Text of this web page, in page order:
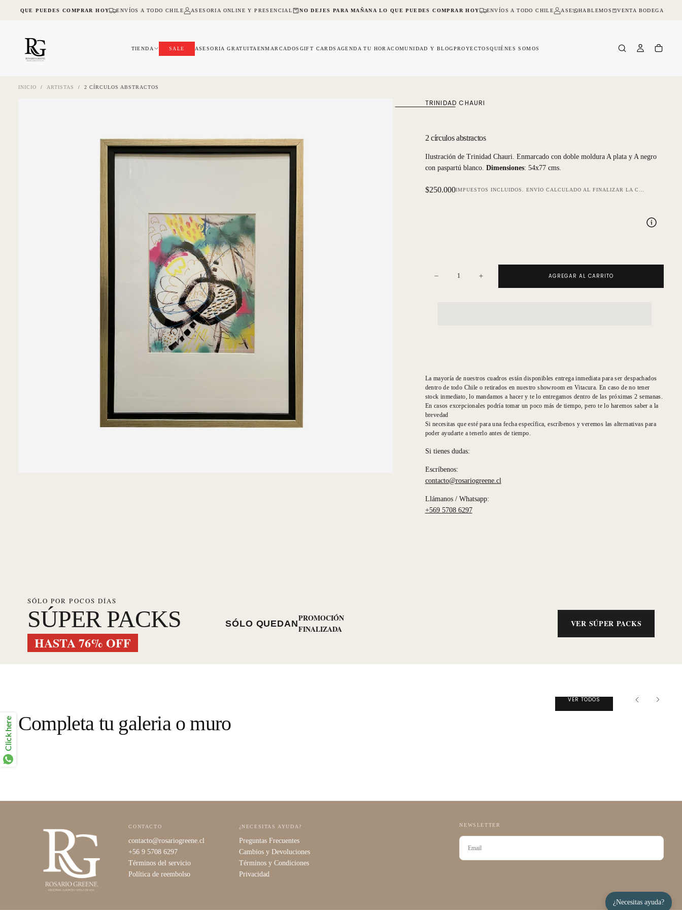
¿Necesitas ayuda?
SALTAR
LO QUE PUEDES COMPRAR HOY ENVÍOS A TODO CHILE ASESORIA ONLINE Y PRESENCIAL NO DEJES PARA MAÑANA LO QUE PUEDES COMPRAR HOY ENVÍOS A TODO CHILE ASESORIA ONLINE Y PRESENCIAL
HABLEMOS VENTA BODEGA
TIENDA SALE ASESORIA GRATUITA ENMARCADOS GIFT CARDS AGENDA TU HORACOMUNIDAD Y BLOGPROYECTOSQUIÉNES SOMOS
INICIO / ARTISTAS / 2 CÍRCULOS ABSTRACTOS
TRINIDAD CHAURI
2 círculos abstractos
Ilustración de Trinidad Chauri. Enmarcado con doble moldura A plata y A negro
con paspartú blanco. Dimensiones: 54x77 cms.
Precio
$250.000IMPUESTOS INCLUIDOS. ENVÍO CALCULADO AL FINALIZAR LA COMPRA.
Disminuir
Aumentar
cantidad
AGREGAR AL CARRITO
La mayoría de nuestros cuadros están disponibles entrega inmediata para ser despachados
dentro de todo Chile o retirados en nuestro showroom en Vitacura. En caso de no tener
stock inmediato, lo mandamos a hacer y te lo entregamos dentro de las próximas 2 semanas.
En casos excepcionales podría tomar un poco más de tiempo, pero te lo haremos saber a la
brevedad
Si necesitas que esté para una fecha específica, escríbenos y veremos las alternativas para
poder ayudarte a tenerlo antes de tiempo.
Si tienes dudas:
Escríbenos:
contacto@rosariogreene.cl
Llámanos / Whatsapp:
+569 5708 6297
SÓLO POR POCOS DÍAS
SÚPER PACKS
HASTA 76% OFF
SÓLO QUEDAN
PROMOCIÓN
FINALIZADA
VER SÚPER PACKS
Completa tu galeria o muro
VER TODOS
CONTACTO
contacto@rosariogreene.cl
+56 9 5708 6297
Términos del servicio
Política de reembolso
¿NECESITAS AYUDA?
Preguntas Frecuentes
Cambios y Devoluciones
Términos y Condiciones
Privacidad
NEWSLETTER
CORREO
ELECTRÓNICO
Click here